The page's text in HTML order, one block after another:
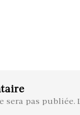
sera pas publiée.